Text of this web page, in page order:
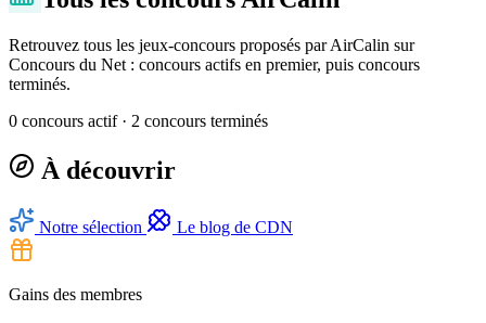
Retrouvez tous les jeux-concours proposés par AirCalin sur
Concours du Net : concours actifs en premier, puis concours
terminés.
0 concours actif · 2 concours terminés
À découvrir
Notre sélection Le blog de CDN
Gains des membres